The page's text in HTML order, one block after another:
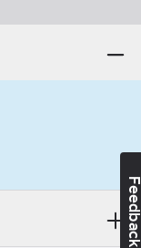
Material